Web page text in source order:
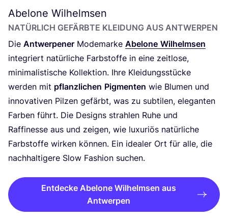
Abelone Wilhelmsen
NATÜR­LICH GEFÄRB­TE KLEI­DUNG AUS ANTWERPEN
Die Ant­wer­pe­ner Mode­mar­ke Abe­lo­ne Wil­helm­sen
inte­griert natür­li­che Farb­stof­fe in eine zeit­lo­se,
mini­ma­lis­ti­sche Kol­lek­ti­on. Ihre Klei­dungs­stü­cke
wer­den mit pflanz­li­chen Pig­men­ten wie Blu­men und
inno­va­ti­ven Pil­zen gefärbt, was zu sub­ti­len, ele­gan­ten
Far­ben führt. Die Designs strah­len Ruhe und
Raf­fi­nes­se aus und zei­gen, wie luxu­ri­ös natür­li­che
Farb­stof­fe wir­ken kön­nen. Ein idea­ler Ort für alle, die
nach­hal­ti­ge­re Slow Fashion suchen.
Entdecke Abelone Wilhelmsen aus
Antwerpen